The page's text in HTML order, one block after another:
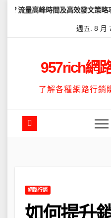
Skip及高效發文策略攻略 如何
週五. 8 月
957rich網
了解各種網路行銷
網路行銷
如何提升